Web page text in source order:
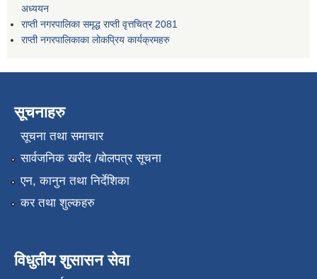
अध्ययन
राप्ती नगरपालिका समृद्ध राप्ती वृत्तचित्र 2081
राप्ती नगरपालिकाका लोकप्रिय कार्यक्रमहरु
सूचनाहरु
सूचना तथा समाचार
सार्वजनिक खरीद /बोलपत्र सूचना
एन, कानुन तथा निर्देशिका
कर तथा शुल्कहरु
विधुतीय शुसासन सेवा